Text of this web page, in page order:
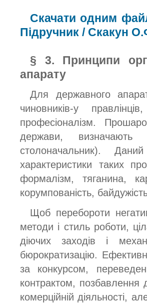
Скачати одним
Підручник / Скакун
§ 3. Принципи
апарату
Для державного
чиновників-у
професіоналізм.
держави,
столоначальник).
характеристики таких
формалізм, тяганина,
корумпованість,
Щоб перебороти
методи і стиль роботи,
діючих заходів і
бюрократизацію.
за конкурсом,
контрактом, позбавлення
комерційній діяльності,